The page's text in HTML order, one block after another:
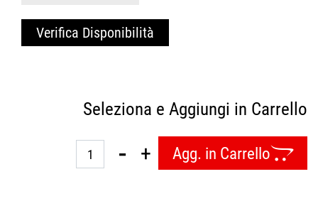
Verifica Disponibilità
Seleziona e Aggiungi in Carrello
Quantità
Agg. in Carrello